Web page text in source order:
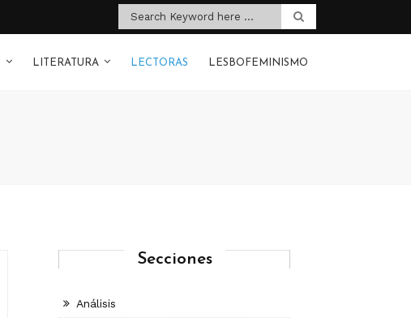
LITERATURA LECTORAS LESBOFEMINISMO
Secciones
Análisis